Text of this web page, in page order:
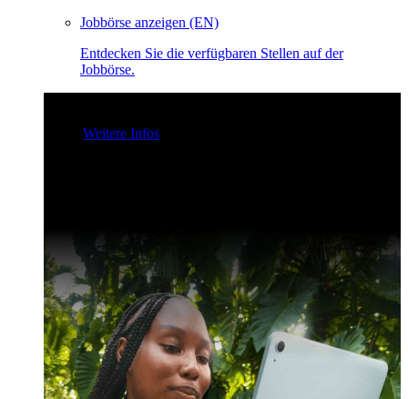
Jobbörse anzeigen (EN)
Entdecken Sie die verfügbaren Stellen auf der
Jobbörse.
Weitere Infos